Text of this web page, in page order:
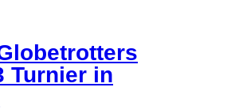
Turnier in